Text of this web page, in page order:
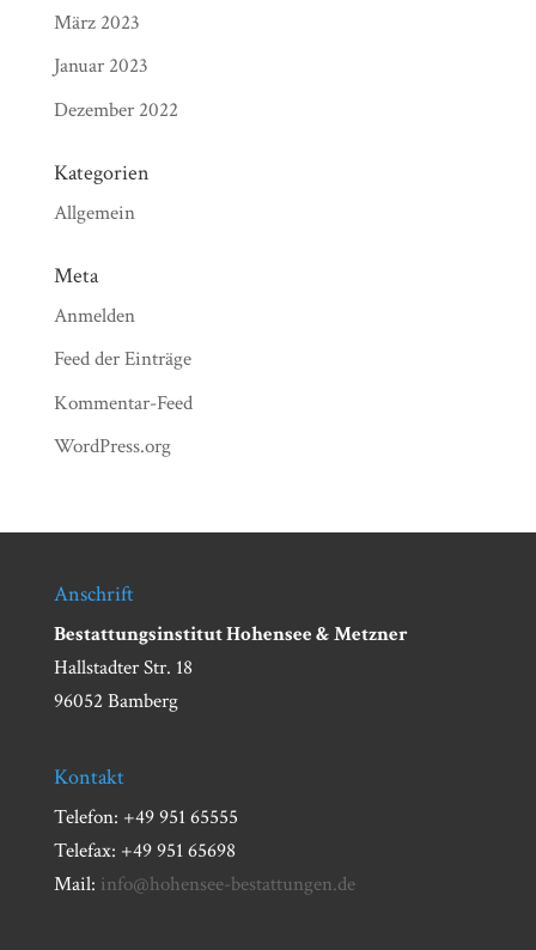
März 2023
Januar 2023
Dezember 2022
Kategorien
Allgemein
Meta
Anmelden
Feed der Einträge
Kommentar-Feed
WordPress.org
Anschrift
Bestattungsinstitut Hohensee & Metzner
Hallstadter Str. 18
96052 Bamberg
Kontakt
Telefon: +49 951 65555
Telefax: +49 951 65698
Mail: info@hohensee-bestattungen.de